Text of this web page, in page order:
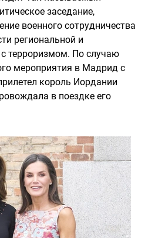
заседание,
военного сотрудничества
региональной и
терроризмом. По случаю
мероприятия в Мадрид с
король Иордании
в поездке его